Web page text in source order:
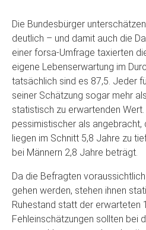
Die Bundesbürger
deutlich – und damit auch die
einer forsa-Umfrage taxierten
eigene Lebenserwartung im
tatsächlich sind es 87,5. Jeder
seiner Schätzung sogar mehr
statistisch zu erwartenden
pessimistischer als angebracht,
liegen im Schnitt 5,8 Jahre zu
bei Männern 2,8 Jahre beträgt.
Da die Befragten
gehen werden, stehen ihnen
Ruhestand statt der erwarteten
Fehleinschätzungen sollten bei